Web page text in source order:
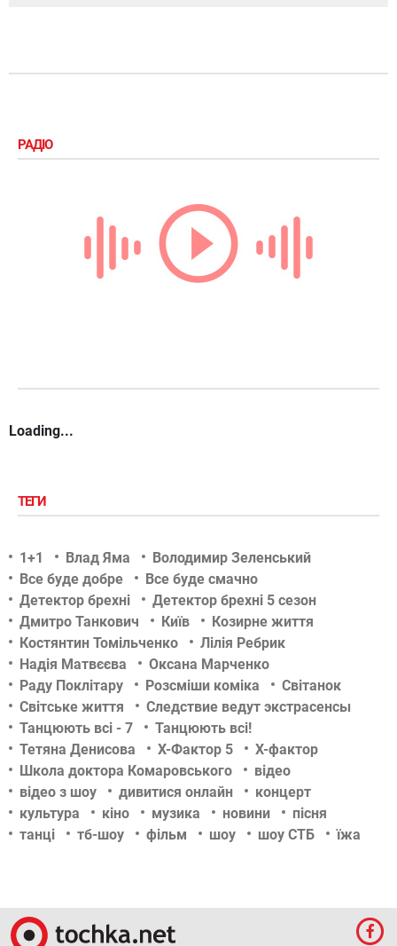
РАДІО
Loading...
ТЕГИ
1+1 Влад Яма
Володимир Зеленський
Все буде добре
Все буде смачно
Детектор брехні
Детектор брехні 5 сезон
Дмитро Танкович
Київ
Козирне життя
Костянтин Томільченко
Лілія Ребрик
Надія Матвєєва
Оксана Марченко
Раду Поклітару
Розсміши коміка
Світанок
Світське життя
Следствие ведут экстрасенсы
Танцюють всі - 7
Танцюють всі!
Тетяна Денисова
Х-Фактор 5
Х-фактор
Школа доктора Комаровського
відео
відео з шоу
дивитися онлайн
концерт
культура
кіно музика новини
пісня
танці
тб-шоу фільм шоу шоу СТБ їжа